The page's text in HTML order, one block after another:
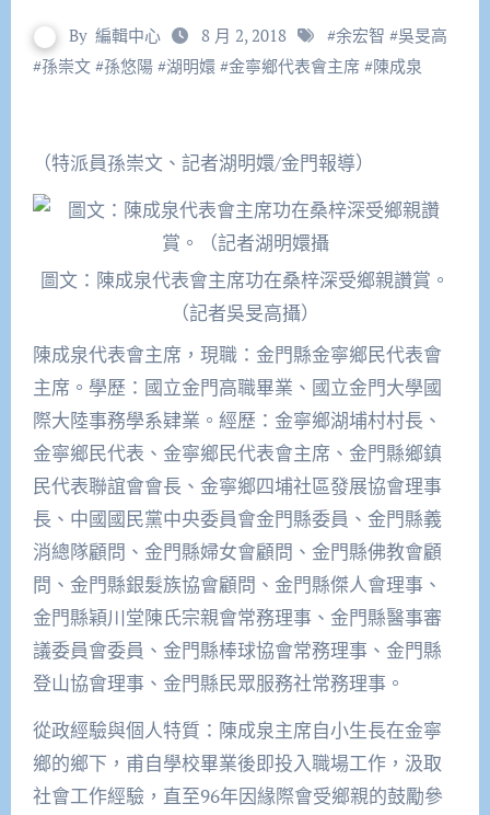
By 編輯中心 8 月 2, 2018 #余宏智 #吳旻高
#孫崇文#孫悠陽#湖明嬛#金寧鄉代表會主席#陳成泉
（特派員孫崇文、記者湖明嬛/金門報導）
圖文：陳成泉代表會主席功在桑梓深受鄉親讚賞。
（記者吳旻高攝）
陳成泉代表會主席，現職：金門縣金寧鄉民代表會
主席。學歷：國立金門高職畢業、國立金門大學國
際大陸事務學系肄業。經歷：金寧鄉湖埔村村長、
金寧鄉民代表、金寧鄉民代表會主席、金門縣鄉鎮
民代表聯誼會會長、金寧鄉四埔社區發展協會理事
長、中國國民黨中央委員會金門縣委員、金門縣義
消總隊顧問、金門縣婦女會顧問、金門縣佛教會顧
問、金門縣銀髮族協會顧問、金門縣傑人會理事、
金門縣穎川堂陳氏宗親會常務理事、金門縣醫事審
議委員會委員、金門縣棒球協會常務理事、金門縣
登山協會理事、金門縣民眾服務社常務理事。
從政經驗與個人特質：陳成泉主席自小生長在金寧
鄉的鄉下，甫自學校畢業後即投入職場工作，汲取
社會工作經驗，直至96年因緣際會受鄉親的鼓勵參